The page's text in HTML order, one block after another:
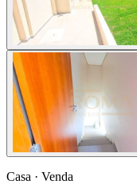
Casa · Venda